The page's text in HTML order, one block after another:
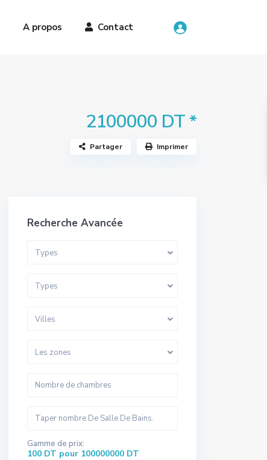
A propos Contact
2100000 DT *
Partager Imprimer
Recherche Avancée
Types
Types
Villes
Les zones
Gamme de prix:
100 DT pour 100000000 DT